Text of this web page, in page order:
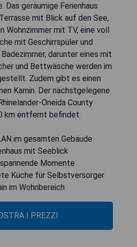
Das geräumige Ferienhaus
mit Blick auf den See,
Wohnzimmer mit TV, eine voll
mit Geschirrspüler und
darunter eines mit
und Bettwäsche werden im
Zudem gibt es einen
Kamin. Der nächstgelegene
Oneida County
km entfernt befindet.
im gesamten Gebäude
mit Seeblick
Momente
Küche für Selbstversorger
im Wohnbereich
I PREZZI